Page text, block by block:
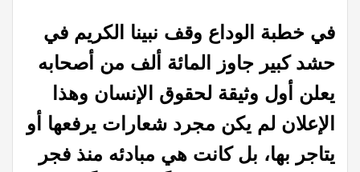
في خطبة الوداع وقف نبينا الكريم في
حشد كبير جاوز المائة ألف من أصحابه
يعلن أول وثيقة لحقوق الإنسان وهذا
الإعلان لم يكن مجرد شعارات يرفعها أو
يتاجر بها، بل كانت هي مبادئه منذ فجر